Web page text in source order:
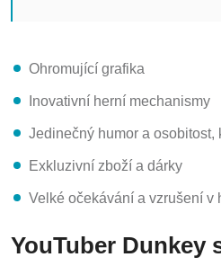
Ohromující grafika
Inovativní herní mechanismy
Jedinečný humor a osobitost,
Exkluzivní zboží a dárky
Velké očekávání a vzrušení v
YouTuber Dunkey